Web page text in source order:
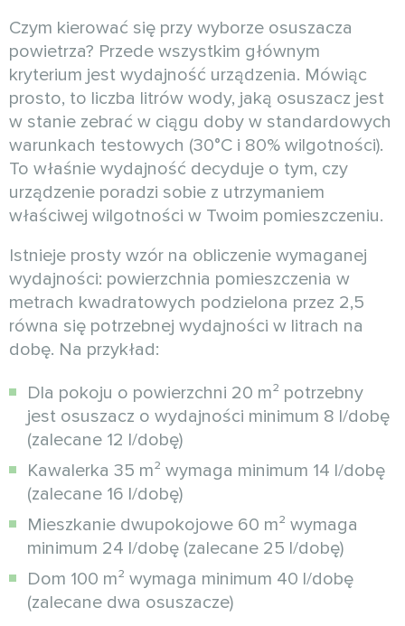
Czym kierować się przy wyborze osuszacza
powietrza? Przede wszystkim głównym
kryterium jest wydajność urządzenia. Mówiąc
prosto, to liczba litrów wody, jaką osuszacz jest
w stanie zebrać w ciągu doby w standardowych
warunkach testowych (30°C i 80% wilgotności).
To właśnie wydajność decyduje o tym, czy
urządzenie poradzi sobie z utrzymaniem
właściwej wilgotności w Twoim pomieszczeniu.
Istnieje prosty wzór na obliczenie wymaganej
wydajności: powierzchnia pomieszczenia w
metrach kwadratowych podzielona przez 2,5
równa się potrzebnej wydajności w litrach na
dobę. Na przykład:
Dla pokoju o powierzchni 20 m² potrzebny
jest osuszacz o wydajności minimum 8 l/dobę
(zalecane 12 l/dobę)
Kawalerka 35 m² wymaga minimum 14 l/dobę
(zalecane 16 l/dobę)
Mieszkanie dwupokojowe 60 m² wymaga
minimum 24 l/dobę (zalecane 25 l/dobę)
Dom 100 m² wymaga minimum 40 l/dobę
(zalecane dwa osuszacze)